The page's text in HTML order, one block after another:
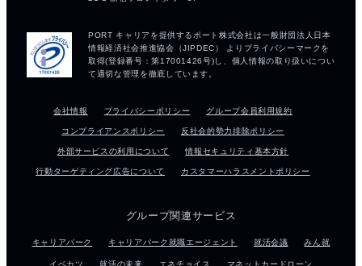
会社情報 プライバシーポリシー グループ会員利用規約
コンプライアンスポリシー 反社会的勢力排除ポリシー
外部サービスの利用について 情報セキュリティ基本方針
行動ターゲティング広告について カスタマーハラスメントポリシー